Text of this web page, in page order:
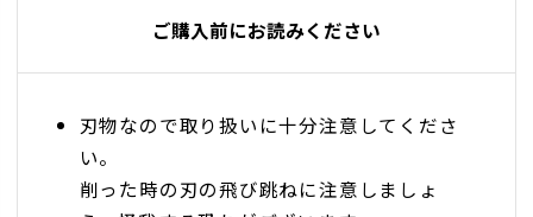
ご購入前にお読みください
刃物なので取り扱いに十分注意してくださ
い。
削った時の刃の飛び跳ねに注意しましょ